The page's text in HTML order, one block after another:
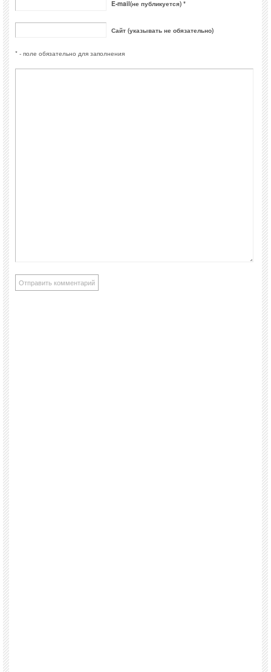
E-mail(не публикуется) *
Сайт (указывать не обязательно)
* - поле обязательно для заполнения